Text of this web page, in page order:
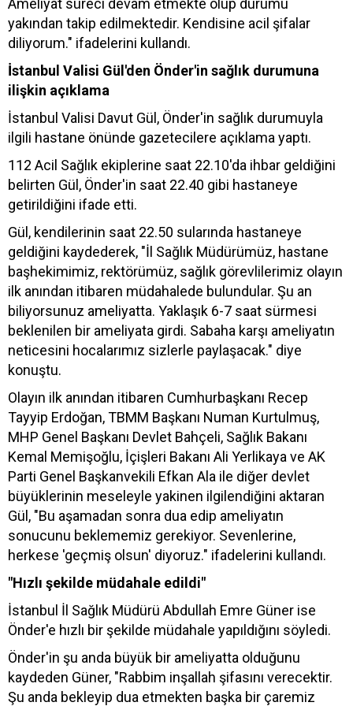
Ameliyat süreci devam etmekte olup durumu
yakından takip edilmektedir. Kendisine acil şifalar
diliyorum." ifadelerini kullandı.
İstanbul Valisi Gül'den Önder'in sağlık durumuna
ilişkin açıklama
İstanbul Valisi Davut Gül, Önder'in sağlık durumuyla
ilgili hastane önünde gazetecilere açıklama yaptı.
112 Acil Sağlık ekiplerine saat 22.10'da ihbar geldiğini
belirten Gül, Önder'in saat 22.40 gibi hastaneye
getirildiğini ifade etti.
Gül, kendilerinin saat 22.50 sularında hastaneye
geldiğini kaydederek, "İl Sağlık Müdürümüz, hastane
başhekimimiz, rektörümüz, sağlık görevlilerimiz olayın
ilk anından itibaren müdahalede bulundular. Şu an
biliyorsunuz ameliyatta. Yaklaşık 6-7 saat sürmesi
beklenilen bir ameliyata girdi. Sabaha karşı ameliyatın
neticesini hocalarımız sizlerle paylaşacak." diye
konuştu.
Olayın ilk anından itibaren Cumhurbaşkanı Recep
Tayyip Erdoğan, TBMM Başkanı Numan Kurtulmuş,
MHP Genel Başkanı Devlet Bahçeli, Sağlık Bakanı
Kemal Memişoğlu, İçişleri Bakanı Ali Yerlikaya ve AK
Parti Genel Başkanvekili Efkan Ala ile diğer devlet
büyüklerinin meseleyle yakinen ilgilendiğini aktaran
Gül, "Bu aşamadan sonra dua edip ameliyatın
sonucunu beklememiz gerekiyor. Sevenlerine,
herkese 'geçmiş olsun' diyoruz." ifadelerini kullandı.
"Hızlı şekilde müdahale edildi"
İstanbul İl Sağlık Müdürü Abdullah Emre Güner ise
Önder'e hızlı bir şekilde müdahale yapıldığını söyledi.
Önder'in şu anda büyük bir ameliyatta olduğunu
kaydeden Güner, "Rabbim inşallah şifasını verecektir.
Şu anda bekleyip dua etmekten başka bir çaremiz